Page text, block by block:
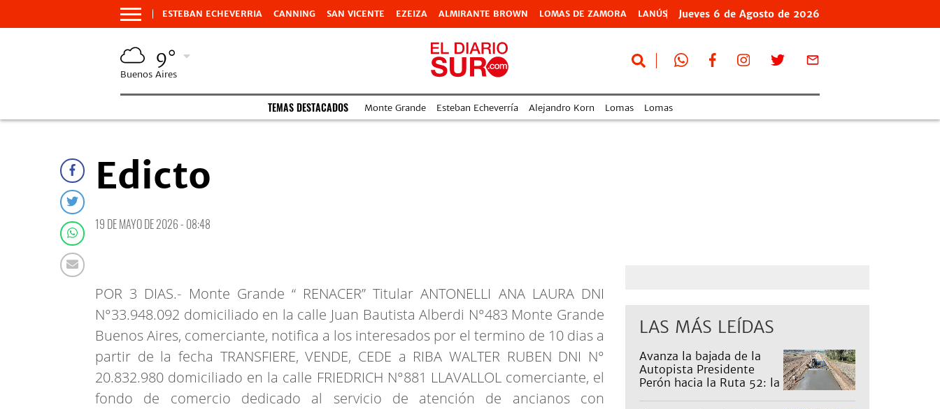
ESTEBAN ECHEVERRIA CANNING SAN VICENTE EZEIZA ALMIRANTE BROWN LOMAS DE ZAMORA LANÚS Jueves 6 de Agosto de 2026
9°
Buenos Aires
TEMAS DESTACADOS Monte Grande Esteban Echeverría Alejandro Korn Lomas Lomas
Edicto
19 DE MAYO DE 2026 - 08:48
POR 3 DIAS.- Monte Grande “ RENACER” Titular ANTONELLI ANA LAURA DNI
N°33.948.092 domiciliado en la calle Juan Bautista Alberdi N°483 Monte Grande
Buenos Aires, comerciante, notifica a los interesados por el termino de 10 dias a
partir de la fecha TRANSFIERE, VENDE, CEDE a RIBA WALTER RUBEN DNI N°
20.832.980 domiciliado en la calle FRIEDRICH N°881 LLAVALLOL comerciante, el
fondo de comercio dedicado al servicio de atención de ancianos con
LAS MÁS LEÍDAS
Avanza la bajada de la
Autopista Presidente
Perón hacia la Ruta 52: la